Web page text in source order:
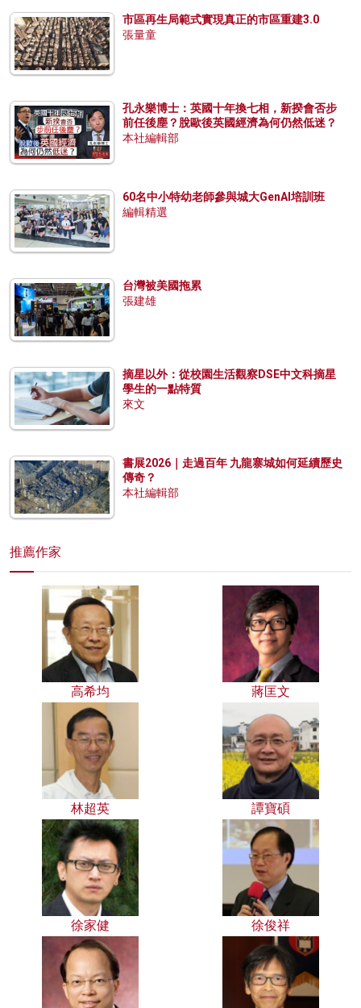
市區再生局範式實現真正的市區重建3.0
張量童
孔永樂博士：英國十年換七相，新揆會否步
前任後塵？脫歐後英國經濟為何仍然低迷？
本社編輯部
60名中小特幼老師參與城大GenAI培訓班
編輯精選
台灣被美國拖累
張建雄
摘星以外：從校園生活觀察DSE中文科摘星
學生的一點特質
來文
書展2026｜走過百年 九龍寨城如何延續歷史
傳奇？
本社編輯部
推薦作家
高希均 蔣匡文
林超英 譚寶碩
徐家健 徐俊祥